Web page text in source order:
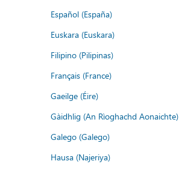
Español (España)
Euskara (Euskara)
Filipino (Pilipinas)
Français (France)
Gaeilge (Éire)
Gàidhlig (An Rìoghachd Aonaichte)
Galego (Galego)
Hausa (Najeriya)